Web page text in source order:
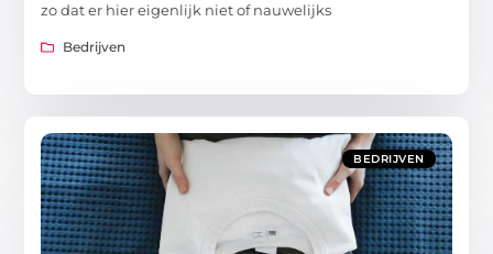
zo dat er hier eigenlijk niet of nauwelijks
Bedrijven
BEDRIJVEN